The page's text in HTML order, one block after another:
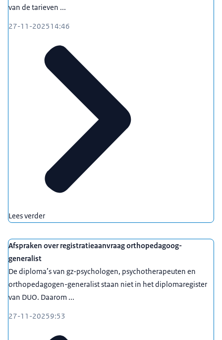
van de tarieven ...
27-11-202514:46
Lees verder
Afspraken over registratieaanvraag orthopedagoog-
generalist
De diploma’s van gz-psychologen, psychotherapeuten en
orthopedagogen-generalist staan niet in het diplomaregister
van DUO. Daarom ...
27-11-20259:53